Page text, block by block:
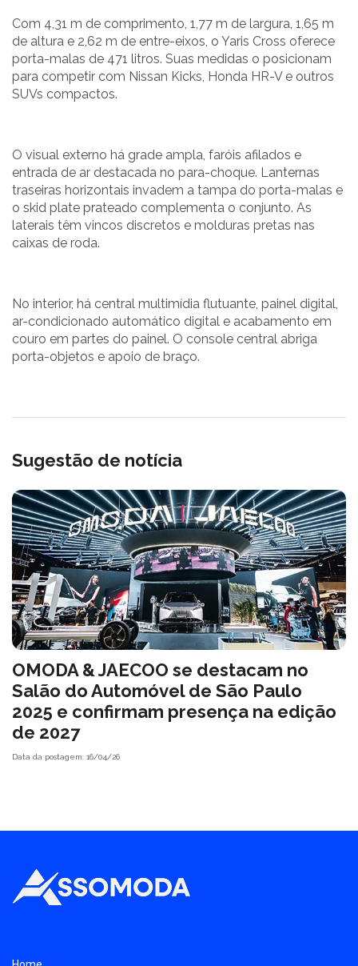
Com 4,31 m de comprimento, 1,77 m de largura, 1,65 m
de altura e 2,62 m de entre-eixos, o Yaris Cross oferece
porta-malas de 471 litros. Suas medidas o posicionam
para competir com Nissan Kicks, Honda HR-V e outros
SUVs compactos.
O visual externo há grade ampla, faróis afilados e
entrada de ar destacada no para-choque. Lanternas
traseiras horizontais invadem a tampa do porta-malas e
o skid plate prateado complementa o conjunto. As
laterais têm vincos discretos e molduras pretas nas
caixas de roda.
No interior, há central multimídia flutuante, painel digital,
ar-condicionado automático digital e acabamento em
couro em partes do painel. O console central abriga
porta-objetos e apoio de braço.
Sugestão de notícia
OMODA & JAECOO se destacam no
Salão do Automóvel de São Paulo
2025 e confirmam presença na edição
de 2027
Data da postagem: 16/04/26